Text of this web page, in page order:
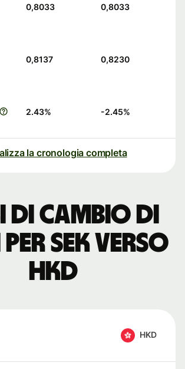
0,8033 0,8033
0,8137 0,8230
2.43% -2.45%
la cronologia completa
di cambio di
SEK verso
HKD
HKD